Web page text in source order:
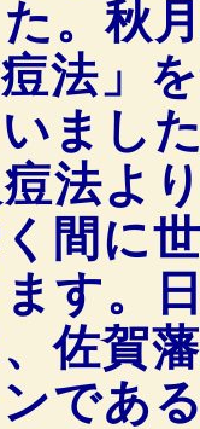
。秋
法」
まし
法よ
間に
す。
佐賀
であ